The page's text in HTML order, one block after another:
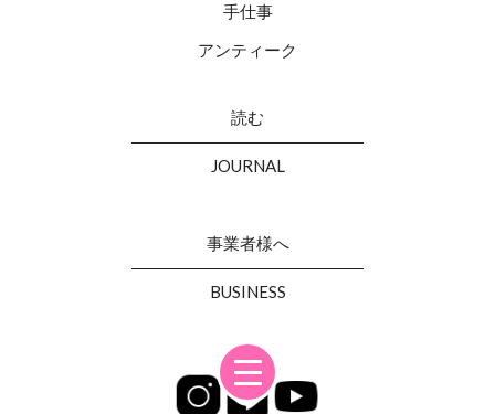
手仕事
アンティーク
読む
JOURNAL
事業者様へ
BUSINESS